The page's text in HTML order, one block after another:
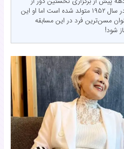
مسابقات دختر شایسته جهان در سال ۱۹۵۲ متولد شده است اما او این
مسن‌ترین فرد در این مسابقه
شود!